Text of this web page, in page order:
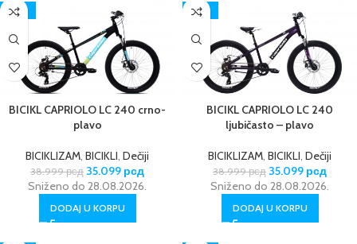
-10%
BICIKL CAPRIOLO LC 240 crno-
plavo
BICIKLIZAM, BICIKLI, Dečiji
38.999рсд 35.099 рсд
Sniženo do 28.08.2026.
DODAJ U KORPU
-10%
BICIKL CAPRIOLO LC 240
ljubičasto – plavo
BICIKLIZAM, BICIKLI, Dečiji
38.999рсд 35.099 рсд
Sniženo do 28.08.2026.
DODAJ U KORPU